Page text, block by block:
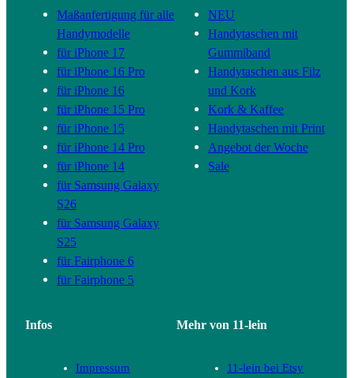
Maßanfertigung für alle
Handymodelle
für iPhone 17
für iPhone 16 Pro
für iPhone 16
für iPhone 15 Pro
für iPhone 15
für iPhone 14 Pro
für iPhone 14
für Samsung Galaxy
S26
für Samsung Galaxy
S25
für Fairphone 6
für Fairphone 5
NEU
Handytaschen mit
Gummiband
Handytaschen aus Filz
und Kork
Kork & Kaffee
Handytaschen mit Print
Angebot der Woche
Sale
Infos
Impressum
Mehr von 11-lein
11-lein bei Etsy